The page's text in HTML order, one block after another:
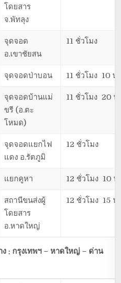
โดยสาร
จ.พัทลุง
จุดจอด
อ.เขาชัยสน
11 ชั่วโมง
จุดจอดป่าบอน 11 ชั่วโมง 10 น
จุดจอดบ้านแม่
ขรี (อ.ตะ
โหมด)
11 ชั่วโมง 20 น
จุดจอดแยกไฟ
แดง อ.รัตภูมิ
12 ชั่วโมง
แยกคูหา 12 ชั่วโมง 10 น
สถานีขนส่งผู้
โดยสาร
อ.หาดใหญ่
12 ชั่วโมง 15 น
: กรุงเทพฯ – หาดใหญ่ – ด่าน